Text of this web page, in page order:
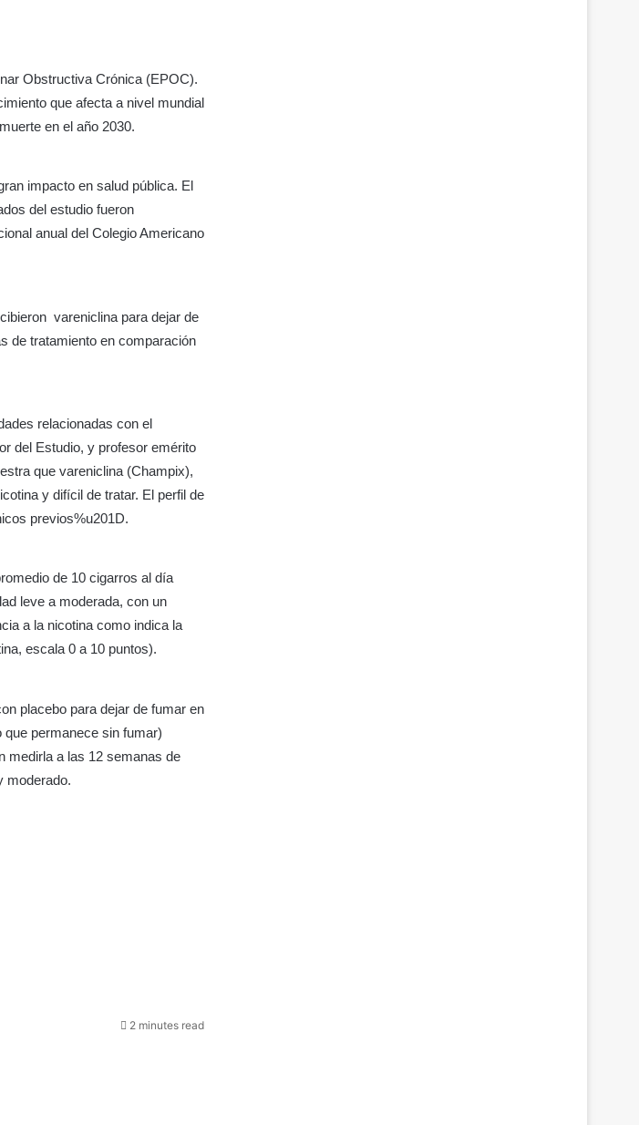
Obstructiva Crónica (EPOC).
que afecta a nivel mundial
en el año 2030.
impacto en salud pública. El
del estudio fueron
anual del Colegio Americano
vareniclina para dejar de
de tratamiento en comparación
relacionadas con el
del Estudio, y profesor emérito
que vareniclina (Champix),
y difícil de tratar. El perfil de
previos%u201D.
de 10 cigarros al día
leve a moderada, con un
a la nicotina como indica la
escala 0 a 10 puntos).
placebo para dejar de fumar en
permanece sin fumar)
medirla a las 12 semanas de
moderado.
2 minutes read